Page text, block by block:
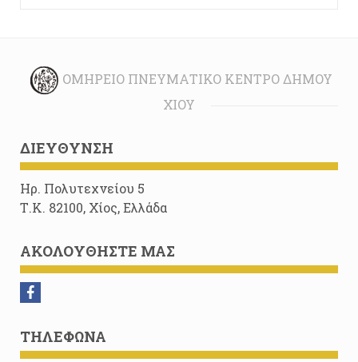
ΟΜΉΡΕΙΟ ΠΝΕΥΜΑΤΙΚΌ ΚΈΝΤΡΟ ΔΉΜΟΥ
ΧΊΟΥ
ΔΙΕΎΘΥΝΣΗ
Ηρ. Πολυτεχνείου 5
Τ.Κ. 82100, Χίος, Ελλάδα
ΑΚΟΛΟΥΘΉΣΤΕ ΜΑΣ
ΤΗΛΈΦΩΝΑ